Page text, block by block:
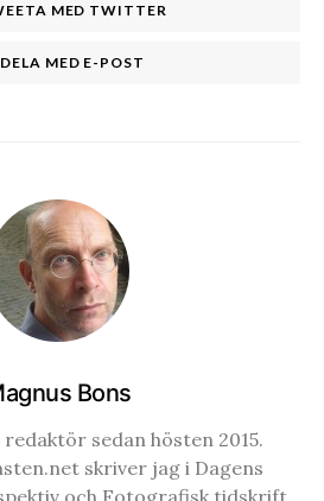
MED TWITTER
DELA MED E-POST
Bons
sedan hösten 2015.
skriver jag i Dagens